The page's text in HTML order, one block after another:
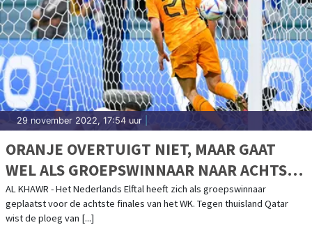
29 november 2022, 17:54 uur
ORANJE OVERTUIGT NIET, MAAR GAAT
WEL ALS GROEPSWINNAAR NAAR ACHTSTE
FINALES
AL KHAWR - Het Nederlands Elftal heeft zich als groepswinnaar
geplaatst voor de achtste finales van het WK. Tegen thuisland Qatar
wist de ploeg van [...]